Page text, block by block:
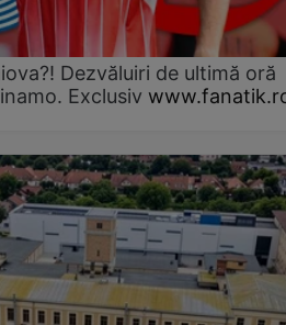
Dezvăluiri de ultimă oră
Exclusiv